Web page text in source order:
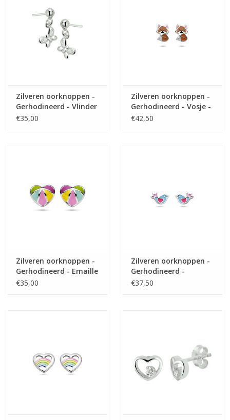
Zilveren oorknoppen -
Gerhodineerd - Vlinder
€35,00
Zilveren oorknoppen -
Gerhodineerd - Vosje -
Emaille/Zirkonia
€42,50
Zilveren oorknoppen -
Gerhodineerd - Emaille
- Hartje
€35,00
Zilveren oorknoppen -
Gerhodineerd -
Vogeltje - Emaille
€37,50